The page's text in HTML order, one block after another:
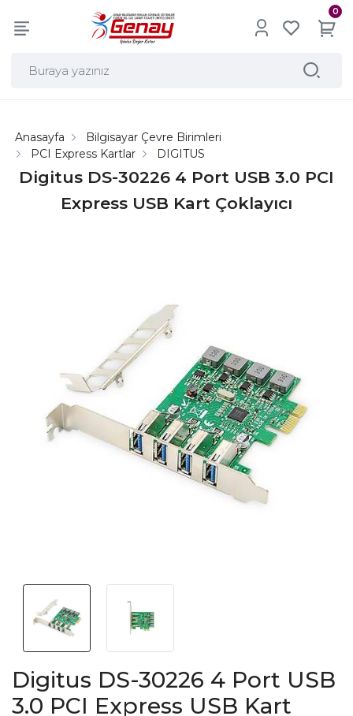
0
Digitus DS-30226 4 Port USB 3.0 PCI
Express USB Kart Çoklayıcı
Anasayfa
Bilgisayar Çevre Birimleri
PCI Express Kartlar
DIGITUS
Digitus DS-30226 4 Port USB
3.0 PCI Express USB Kart